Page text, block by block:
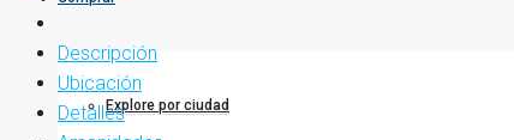
Explore por ciudad
Descripción
Ubicación
Detalles